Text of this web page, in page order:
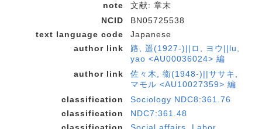
note
文献: 章末
NCID
BN05725538
text language code
Japanese
author link
路, 遥(1927-)||ロ, ヨウ||lu,
yao <AU00036024> 編
author link
佐々木, 衞(1948-)||ササキ,
マモル <AU10027359> 編
classification
Sociology NDC8:361.76
classification
NDC7:361.48